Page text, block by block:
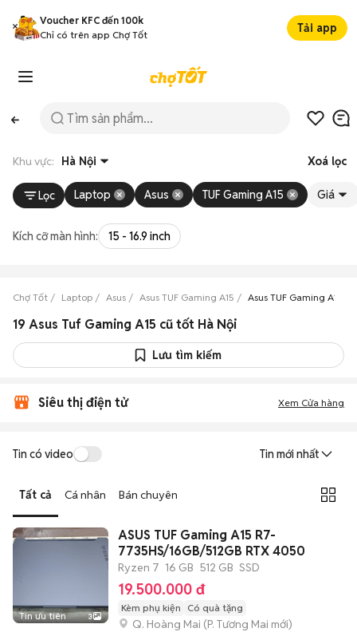
Voucher KFC đến 100k
Chỉ có trên app Chợ Tốt
Tải app
Khu vực: Hà Nội Xoá lọc
Lọc Laptop Asus TUF Gaming A15 Giá
Kích cỡ màn hình: 15 - 16.9 inch
Chợ Tốt Laptop Asus Asus TUF Gaming A15 Asus TUF Gaming A15
19 Asus Tuf Gaming A15 cũ tốt Hà Nội
Lưu tìm kiếm
Siêu thị điện tử Xem Cửa hàng
Tin có video Tin mới nhất
Tất cả Cá nhân Bán chuyên
Tin ưu tiên 3
ASUS TUF Gaming A15 R7-
7735HS/16GB/512GB RTX 4050
Ryzen 7 16 GB 512 GB SSD
19.500.000 đ
Kèm phụ kiện Có quà tặng
Q. Hoàng Mai (P. Tương Mai mới)